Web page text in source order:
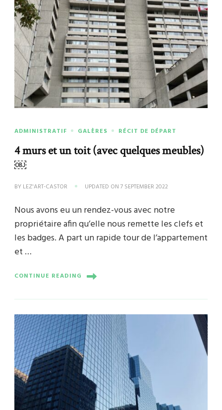
ADMINISTRATIF GALÈRES RÉCIT DE DÉPART
4 murs et un toit (avec quelques meubles)
￼
BY LEZ'ART-CASTOR UPDATED ON 7 SEPTEMBER 2022
Nous avons eu un rendez-vous avec notre
propriétaire afin qu’elle nous remette les clefs et
les badges. A part un rapide tour de l’appartement
et …
CONTINUE READING